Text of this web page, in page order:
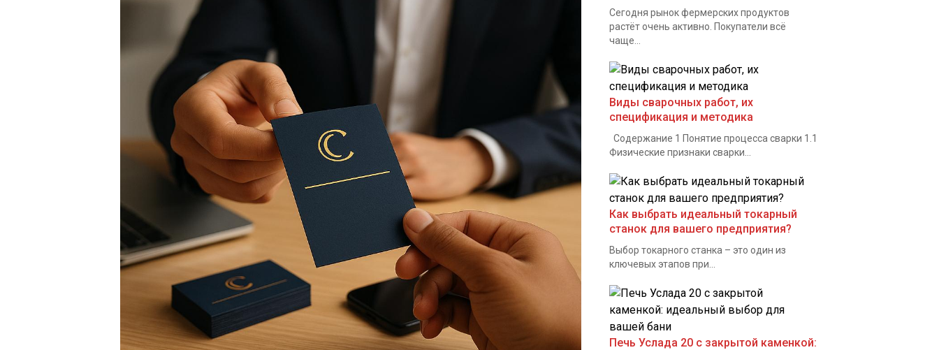
Сегодня рынок фермерских продуктов
растёт очень активно. Покупатели всё
чаще...
Виды сварочных работ, их
спецификация и методика
Содержание 1 Понятие процесса сварки 1.1
Физические признаки сварки...
Как выбрать идеальный токарный
станок для вашего предприятия?
Выбор токарного станка – это один из
ключевых этапов при...
Печь Услада 20 с закрытой каменкой: